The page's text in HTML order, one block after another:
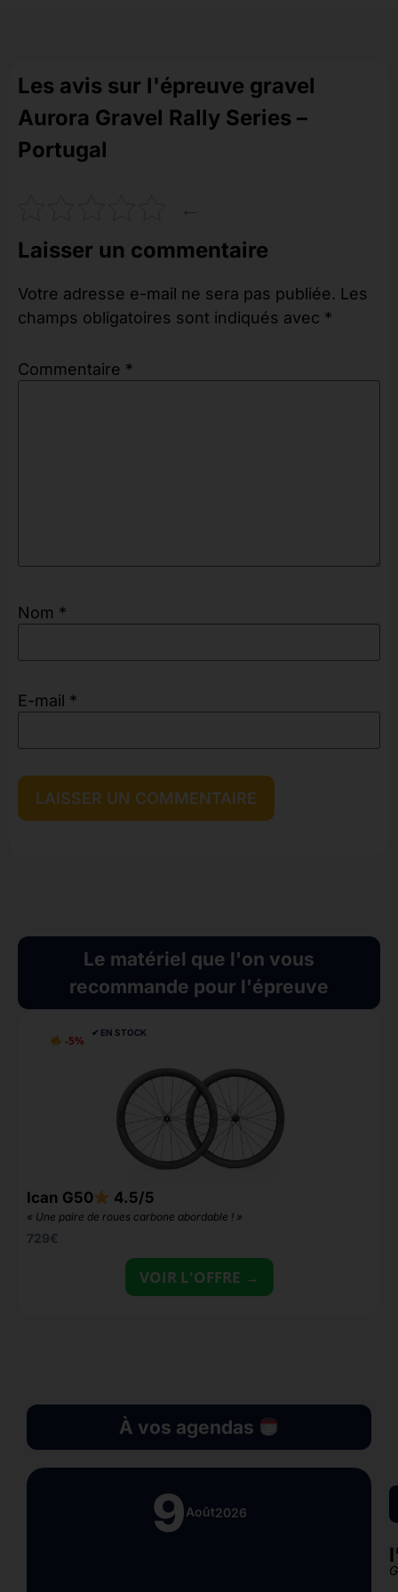
Les avis sur l'épreuve gravel
Aurora Gravel Rally Series –
Portugal
Laisser un commentaire
Votre adresse e-mail ne sera pas publiée. Les
champs obligatoires sont indiqués avec *
Commentaire *
Nom *
E-mail *
Le matériel que l'on vous
recommande pour l'épreuve
-5%
✔︎ EN STOCK
Ican G50 4.5/5
« Une paire de roues carbone abordable ! »
729€
VOIR L'OFFRE →
À vos agendas
9Août2026